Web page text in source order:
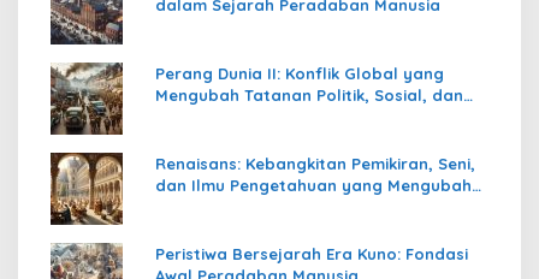
dalam Sejarah Peradaban Manusia
Perang Dunia II: Konflik Global yang
Mengubah Tatanan Politik, Sosial, dan
Renaisans: Kebangkitan Pemikiran, Seni,
dan Ilmu Pengetahuan yang Mengubah
Peristiwa Bersejarah Era Kuno: Fondasi